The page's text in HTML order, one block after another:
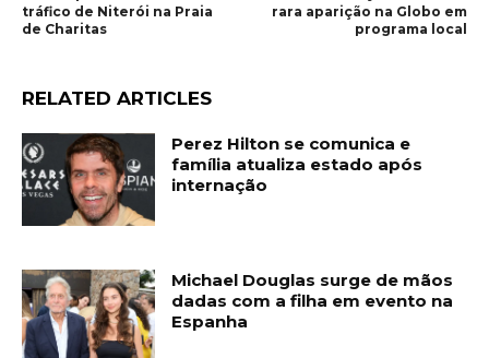
tráfico de Niterói na Praia
de Charitas
rara aparição na Globo em
programa local
RELATED ARTICLES
Perez Hilton se comunica e
família atualiza estado após
internação
Michael Douglas surge de mãos
dadas com a filha em evento na
Espanha